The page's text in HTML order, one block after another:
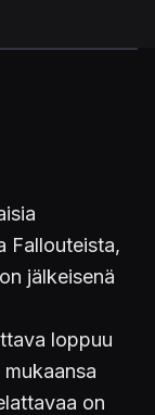
Fallouteista,
jälkeisenä
loppuu
on